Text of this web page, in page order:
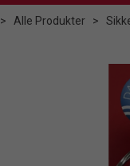
> Alle Produkter >